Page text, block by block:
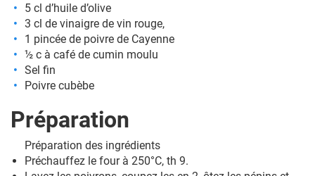
5 cl d’huile d’olive
3 cl de vinaigre de vin rouge,
1 pincée de poivre de Cayenne
½ c à café de cumin moulu
Sel fin
Poivre cubèbe
Préparation
Préparation des ingrédients
Préchauffez le four à 250°C, th 9.